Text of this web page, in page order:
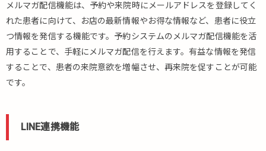
メルマガ配信機能は、予約や来院時にメールアドレスを登録してく
れた患者に向けて、お店の最新情報やお得な情報など、患者に役立
つ情報を発信する機能です。予約システムのメルマガ配信機能を活
用することで、手軽にメルマガ配信を行えます。有益な情報を発信
することで、患者の来院意欲を増幅させ、再来院を促すことが可能
です。
LINE連携機能